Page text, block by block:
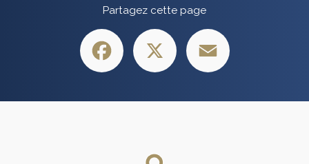
Partagez cette page
Facebook